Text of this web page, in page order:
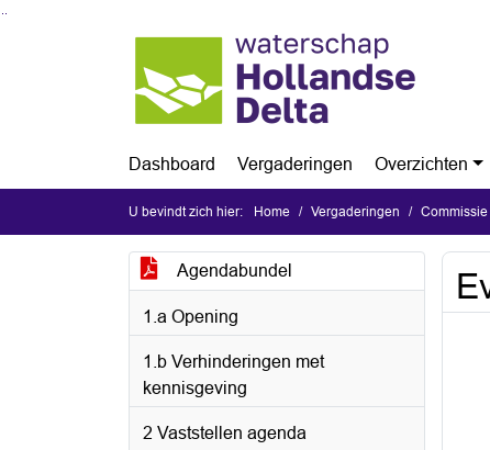
Dashboard Vergaderingen Overzichten
U bevindt zich hier: Home Vergaderingen
Agendabundel
1.a Opening
1.b Verhinderingen met
kennisgeving
2 Vaststellen agenda